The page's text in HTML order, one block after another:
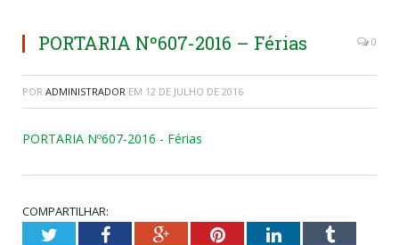
PORTARIA Nº607-2016 – Férias 0
POR ADMINISTRADOR EM 12 DE JULHO DE 2016
PORTARIA Nº607-2016 - Férias
COMPARTILHAR:
TwitterFacebookGoogle+PinterestLinkedInTumblr